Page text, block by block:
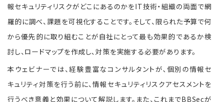
報セキュリティリスクがどこにあるのかをIT技術・組織の両面で網
羅的に調べ、課題を可視化することです。そして、限られた予算で何
から優先的に取り組むことが自社にとって最も効果的であるか検
討し、ロードマップを作成し、対策を実施する必要があります。
本ウェビナーでは、経験豊富なコンサルタントが、個別の情報セ
キュリティ対策を行う前に、情報セキュリティリスクアセスメントを
行うべき意義と効果について解説します。また、これまでBBSecが